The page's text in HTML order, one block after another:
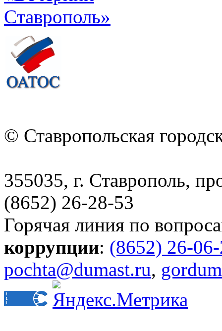
© Ставропольская
355035, г. Ставрополь,
(8652) 26-28-53
Горячая линия по
коррупции: (8652) 26-
pochta@dumast.ru,